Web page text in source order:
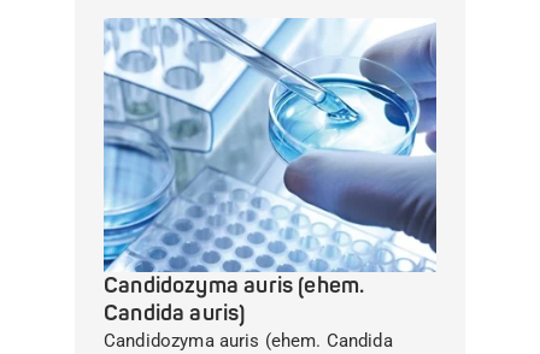
Candidozyma auris (ehem.
Candida auris)
Candidozyma auris (ehem. Candida